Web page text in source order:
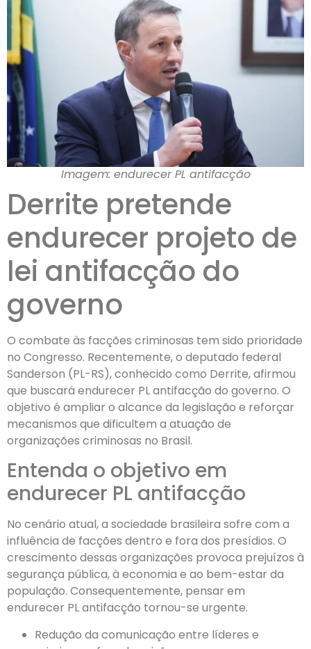
Imagem: endurecer PL antifacção
Derrite pretende
endurecer projeto de
lei antifacção do
governo
O combate às facções criminosas tem sido prioridade
no Congresso. Recentemente, o deputado federal
Sanderson (PL-RS), conhecido como Derrite, afirmou
que buscará endurecer PL antifacção do governo. O
objetivo é ampliar o alcance da legislação e reforçar
mecanismos que dificultem a atuação de
organizações criminosas no Brasil.
Entenda o objetivo em
endurecer PL antifacção
No cenário atual, a sociedade brasileira sofre com a
influência de facções dentro e fora dos presídios. O
crescimento dessas organizações provoca prejuízos à
segurança pública, à economia e ao bem-estar da
população. Consequentemente, pensar em
endurecer PL antifacção tornou-se urgente.
Redução da comunicação entre líderes e